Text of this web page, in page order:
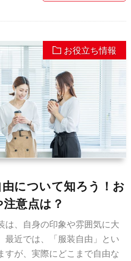
お役立ち情報
について知ろう！お
意点は？
は、自身の印象や雰囲気に大
最近では、「服装自由」とい
すが、実際にどこまで自由な